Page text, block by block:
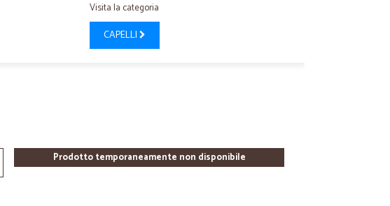
Visita la categoria
CAPELLI
Prodotto temporaneamente non disponibile